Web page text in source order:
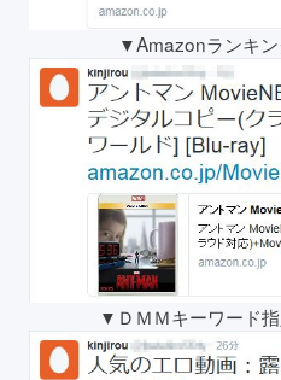
▼Amazonランキ
▼ＤＭＭキーワード